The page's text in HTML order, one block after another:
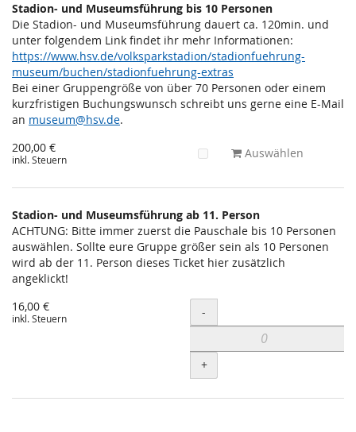
Stadion- und Museumsführung bis 10 Personen
Die Stadion- und Museumsführung dauert ca. 120min. und
unter folgendem Link findet ihr mehr Informationen:
https://www.hsv.de/volksparkstadion/stadionfuehrung-
museum/buchen/stadionfuehrung-extras
Bei einer Gruppengröße von über 70 Personen oder einem
kurzfristigen Buchungswunsch schreibt uns gerne eine E-Mail
an museum@hsv.de.
200,00 €
inkl. Steuern Auswählen
Stadion- und Museumsführung ab 11. Person
ACHTUNG: Bitte immer zuerst die Pauschale bis 10 Personen
auswählen. Sollte eure Gruppe größer sein als 10 Personen
wird ab der 11. Person dieses Ticket hier zusätzlich
angeklickt!
16,00 €
inkl. Steuern Menge
-
+